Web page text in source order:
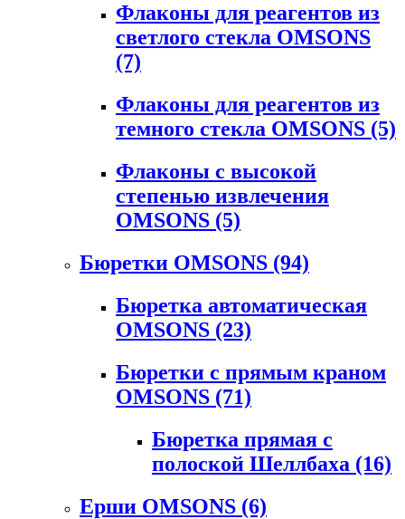
Флаконы для реагентов из
светлого стекла OMSONS
(7)
Флаконы для реагентов из
темного стекла OMSONS (5)
Флаконы с высокой
степенью извлечения
OMSONS (5)
Бюретки OMSONS (94)
Бюретка автоматическая
OMSONS (23)
Бюретки с прямым краном
OMSONS (71)
Бюретка прямая с
полоской Шеллбаха (16)
Ерши OMSONS (6)